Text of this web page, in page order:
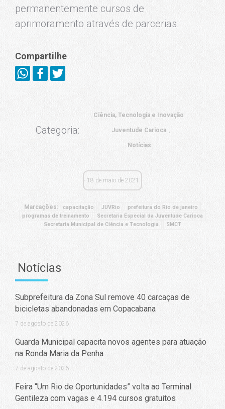
permanentemente cursos de
aprimoramento através de parcerias.
Compartilhe
Categoria:
Ciência, Tecnologia e Inovação
Juventude Carioca
Notícias
18 de maio de 2021
Marcações: capacitação JUVRio
prefeitura do Rio de janeiro
programas de treinamento
Secretaria Especial da Juventude Carioca
Secretaria Municipal de Ciência e Tecnologia
SMCT
Notícias
Subprefeitura da Zona Sul remove 40 carcaças de
bicicletas abandonadas em Copacabana
7 de agosto de 2026
Guarda Municipal capacita novos agentes para atuação
na Ronda Maria da Penha
7 de agosto de 2026
Feira “Um Rio de Oportunidades” volta ao Terminal
Gentileza com vagas e 4.194 cursos gratuitos